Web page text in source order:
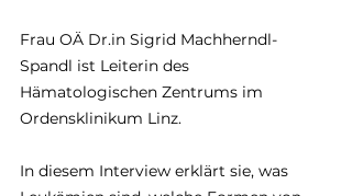
Frau OÄ Dr.in Sigrid Machherndl-
Spandl ist Leiterin des
Hämatologischen Zentrums im
Ordensklinikum Linz.
In diesem Interview erklärt sie, was